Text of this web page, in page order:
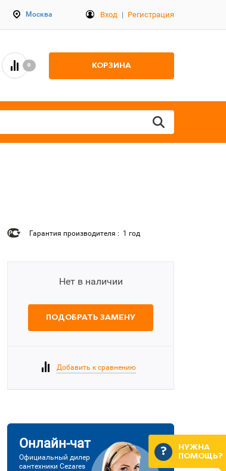
Москва Вход | Регистрация
0 КОРЗИНА
Гарантия производителя : 1 год
Нет в наличии
ПОДОБРАТЬ ЗАМЕНУ
Добавить к сравнению
Онлайн-чат
Официальный дилер
сантехники Cezares
НУЖНА
ПОМОЩЬ?